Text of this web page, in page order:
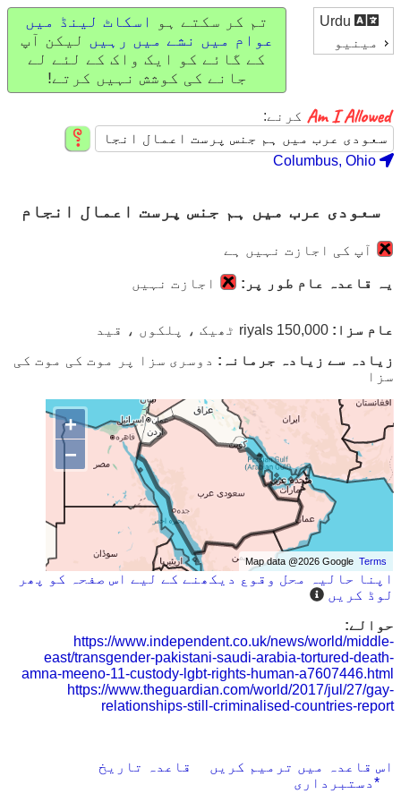
مینیو
تم کر سکتے ہو
اسکاٹ لینڈ میں
عوام میں نشے میں رہیں لیکن آپ
کے گائے کو ایک واک کے لئے لے
جانے کی کوشش نہیں کرتے!
کرنے:
Columbus, Ohio
سعودی عرب میں ہم جنس پرست اعمال انجام
آپ کی اجازت نہیں ہے
یہ قاعدہ عام طور پر: اجازت نہیں
عام سزا:
زیادہ سے زیادہ جرمانہ: دوسری سزا پر موت کی موت کی
سزا
+
−
Map data @2026 GoogleTerms
اپنا حالیہ محل وقوع دیکھنے کے لیے اس صفحہ کو پھر
لوڈ کریں
حوالے:
https://www.independent.co.uk/news/world/middle-
east/transgender-pakistani-saudi-arabia-tortured-death-
amna-meeno-11-custody-lgbt-rights-human-a7607446.html
https://www.theguardian.com/world/2017/jul/27/gay-
relationships-still-criminalised-countries-report
اس قاعدہ میں ترمیم کریں
قاعدہ تاریخ
*دستبرداری